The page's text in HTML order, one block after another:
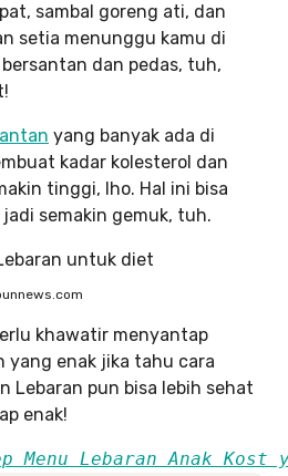
sambal goreng ati, dan
setia menunggu kamu di
dan pedas, tuh,
yang banyak ada di
kadar kolesterol dan
tinggi, lho. Hal ini bisa
semakin gemuk, tuh.
khawatir menyantap
yang enak jika tahu cara
Lebaran pun bisa lebih sehat
enak!
Menu Lebaran Anak